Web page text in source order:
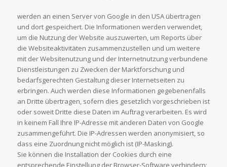
werden an einen Server von Google in den USA übertragen
und dort gespeichert. Die Informationen werden verwendet,
um die Nutzung der Website auszuwerten, um Reports über
die Websiteaktivitäten zusammenzustellen und um weitere
mit der Websitenutzung und der Internetnutzung verbundene
Dienstleistungen zu Zwecken der Marktforschung und
bedarfsgerechten Gestaltung dieser Internetseiten zu
erbringen. Auch werden diese Informationen gegebenenfalls
an Dritte übertragen, sofern dies gesetzlich vorgeschrieben ist
oder soweit Dritte diese Daten im Auftrag verarbeiten. Es wird
in keinem Fall Ihre IP-Adresse mit anderen Daten von Google
zusammengeführt. Die IP-Adressen werden anonymisiert, so
dass eine Zuordnung nicht möglich ist (IP-Masking).
Sie können die Installation der Cookies durch eine
entsprechende Einstellung der Browser-Software verhindern;